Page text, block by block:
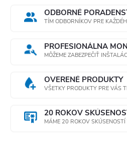
ODBORNÉ
TÍM ODBORNÍKOV PRE
PROFESIONÁLNA
MÔŽEME ZABEZPEČIŤ
OVERENÉ PRODUKTY
VŠETKY PRODUKTY PRE VÁS
20 ROKOV
MÁME 20 ROKOV